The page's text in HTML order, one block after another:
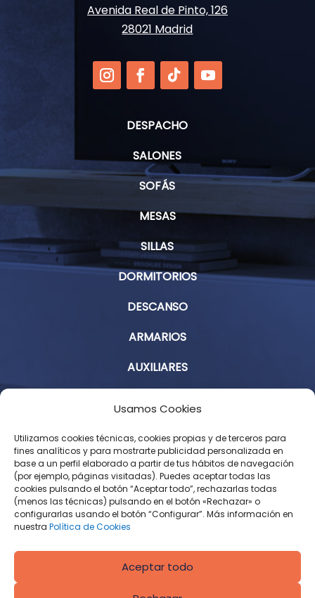
Usamos Cookies
Utilizamos cookies técnicas, cookies propias y de terceros para
fines analíticos y para mostrarte publicidad personalizada en
base a un perfil elaborado a partir de tus hábitos de navegación
(por ejemplo, páginas visitadas). Puedes aceptar todas las
cookies pulsando el botón “Aceptar todo”, rechazarlas todas
(menos las técnicas) pulsando en el botón «Rechazar» o
configurarlas usando el botón “Configurar”. Más información en
nuestra Política de Cookies
Aceptar todo
Avenida Real de Pinto, 126
28021 Madrid
DESPACHO
SALONES
SOFÁS
MESAS
SILLAS
DORMITORIOS
DESCANSO
ARMARIOS
AUXILIARES
Aviso Legal
Política de Privacidad
Condiciones Generales de Contratación
Política de Cookies
Derecho de desistimiento